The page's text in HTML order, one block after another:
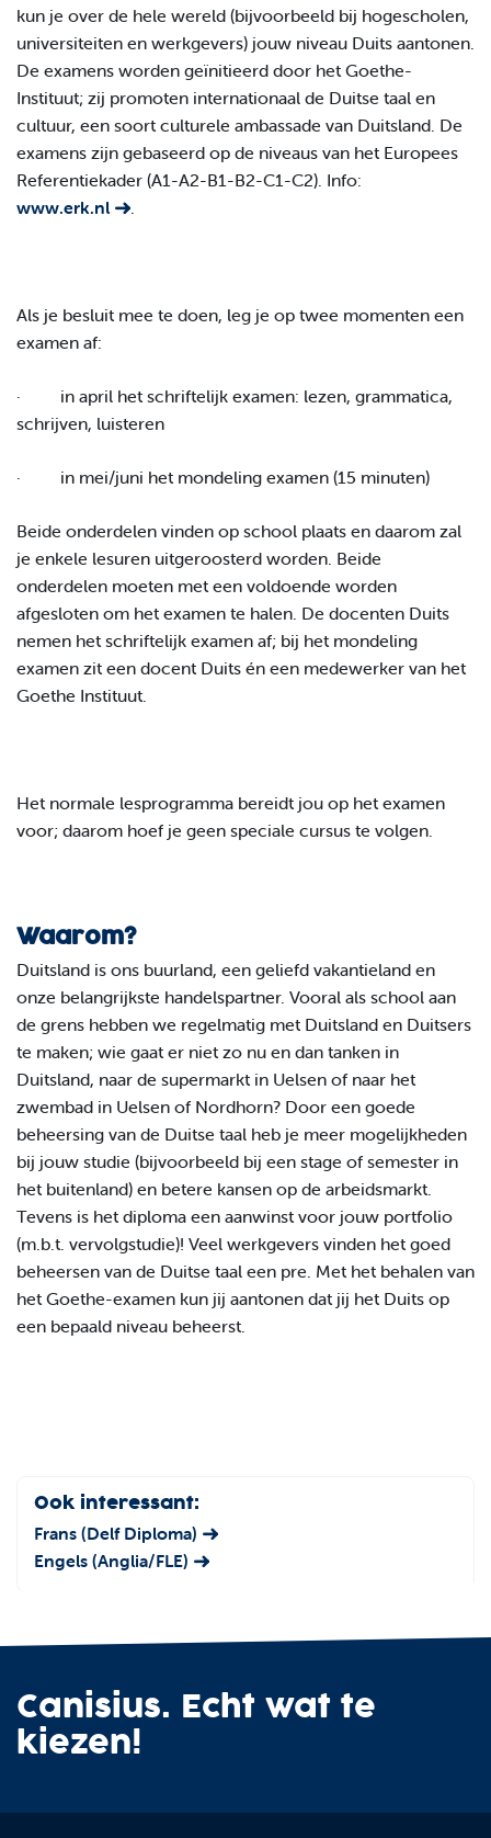
kun je over de hele wereld (bijvoorbeeld bij hogescholen,
universiteiten en werkgevers) jouw niveau Duits aantonen.
De examens worden geïnitieerd door het Goethe-
Instituut; zij promoten internationaal de Duitse taal en
cultuur, een soort culturele ambassade van Duitsland. De
examens zijn gebaseerd op de niveaus van het Europees
Referentiekader (A1-A2-B1-B2-C1-C2). Info:
www.erk.nl
.
Als je besluit mee te doen, leg je op twee momenten een
examen af:
· in april het schriftelijk examen: lezen, grammatica,
schrijven, luisteren
· in mei/juni het mondeling examen (15 minuten)
Beide onderdelen vinden op school plaats en daarom zal
je enkele lesuren uitgeroosterd worden. Beide
onderdelen moeten met een voldoende worden
afgesloten om het examen te halen. De docenten Duits
nemen het schriftelijk examen af; bij het mondeling
examen zit een docent Duits én een medewerker van het
Goethe Instituut.
Het normale lesprogramma bereidt jou op het examen
voor; daarom hoef je geen speciale cursus te volgen.
Waarom?
Duitsland is ons buurland, een geliefd vakantieland en
onze belangrijkste handelspartner. Vooral als school aan
de grens hebben we regelmatig met Duitsland en Duitsers
te maken; wie gaat er niet zo nu en dan tanken in
Duitsland, naar de supermarkt in Uelsen of naar het
zwembad in Uelsen of Nordhorn? Door een goede
beheersing van de Duitse taal heb je meer mogelijkheden
bij jouw studie (bijvoorbeeld bij een stage of semester in
het buitenland) en betere kansen op de arbeidsmarkt.
Tevens is het diploma een aanwinst voor jouw portfolio
(m.b.t. vervolgstudie)! Veel werkgevers vinden het goed
beheersen van de Duitse taal een pre. Met het behalen van
het Goethe-examen kun jij aantonen dat jij het Duits op
een bepaald niveau beheerst.
Ook interessant:
Frans (Delf Diploma)
Engels (Anglia/FLE)
Canisius. Echt wat te
kiezen!